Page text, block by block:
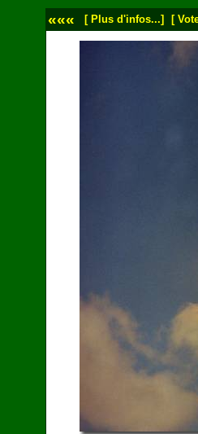
««« [ Plus d'infos...] [